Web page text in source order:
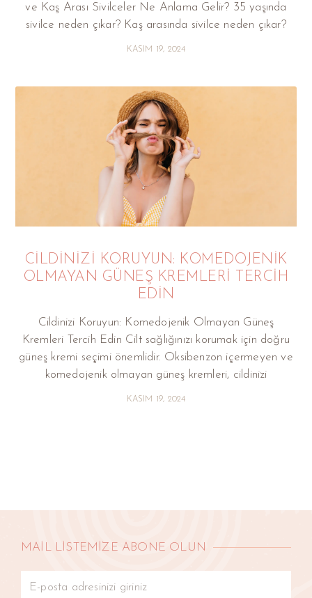
ve Kaş Arası Sivilceler Ne Anlama Gelir? 35 yaşında
sivilce neden çıkar? Kaş arasında sivilce neden çıkar?
KASIM 19, 2024
CILDINIZI KORUYUN: KOMEDOJENIK
OLMAYAN GÜNEŞ KREMLERI TERCIH
EDIN
Cildinizi Koruyun: Komedojenik Olmayan Güneş
Kremleri Tercih Edin Cilt sağlığınızı korumak için doğru
güneş kremi seçimi önemlidir. Oksibenzon içermeyen ve
komedojenik olmayan güneş kremleri, cildinizi
KASIM 19, 2024
MAİL LİSTEMİZE ABONE OLUN